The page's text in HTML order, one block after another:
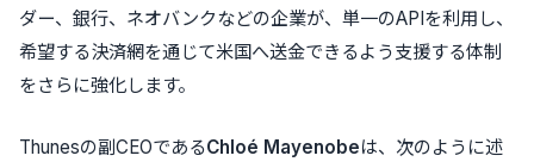
ダー、銀行、ネオバンクなどの企業が、単一のAPIを利用し、
希望する決済網を通じて米国へ送金できるよう支援する体制
をさらに強化します。
Thunesの副CEOであるChloé Mayenobeは、次のように述